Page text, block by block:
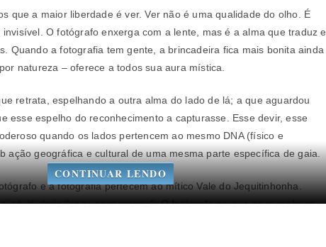
que a maior liberdade é ver. Ver não é uma qualidade do olho. É
O fotógrafo enxerga com a lente, mas é a alma que traduz e
Quando a fotografia tem gente, a brincadeira fica mais bonita ainda
natureza – oferece a todos sua aura mística.
retrata, espelhando a outra alma do lado de lá; a que aguardou
esse espelho do reconhecimento a capturasse. Esse devir, esse
quando os lados pertencem ao mesmo DNA (físico e
ação geográfica e cultural de uma mesma parte específica de gaia.
e a fotografia pertecem ao mítico Vale do Jequitinhonha.
só, já daria “pano para manga”. O fotógrafo porque se reconhece
CONTINUAR LENDO